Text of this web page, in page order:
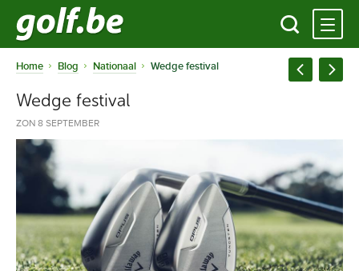
Home Blog Nationaal Wedge festival
Wedge festival
ZON 8 SEPTEMBER